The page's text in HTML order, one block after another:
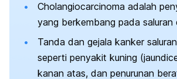
Cholangiocarcinoma adalah
yang berkembang pada saluran
Tanda dan gejala kanker
seperti penyakit kuning (
kanan atas, dan penurunan